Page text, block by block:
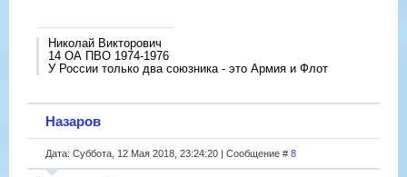
Николай Викторович
14 ОА ПВО 1974-1976
У России только два союзника - это Армия и Флот
Назаров
Дата: Суббота, 12 Мая 2018, 23:24:20 | Сообщение # 8